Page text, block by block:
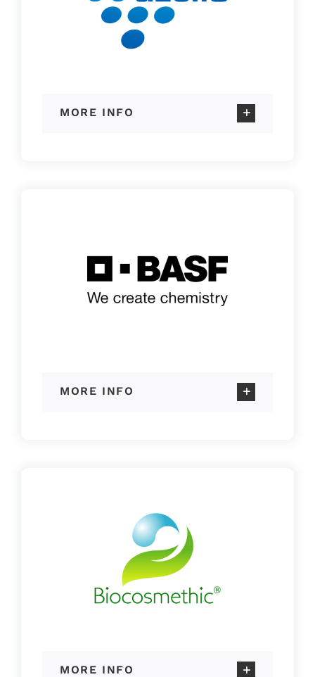
MORE INFO
MORE INFO
MORE INFO